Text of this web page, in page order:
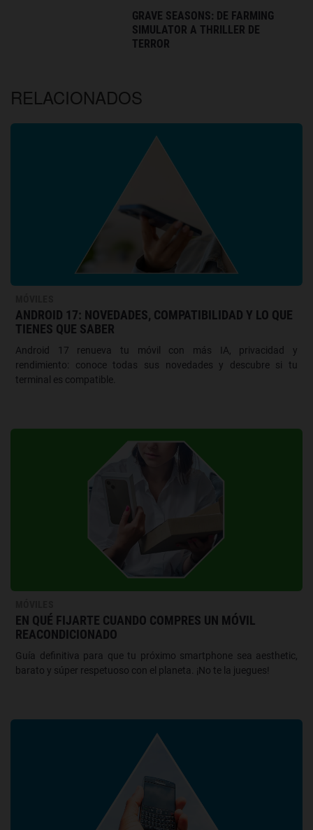
GRAVE SEASONS: DE FARMING
SIMULATOR A THRILLER DE
TERROR
RELACIONADOS
ANDROID 17: NOVEDADES, COMPATIBILIDAD Y LO QUE
TIENES QUE SABER
Android 17 renueva tu móvil con más IA, privacidad y
rendimiento: conoce todas sus novedades y descubre si tu
terminal es compatible.
EN QUÉ FIJARTE CUANDO COMPRES UN MÓVIL
REACONDICIONADO
Guía definitiva para que tu próximo smartphone sea aesthetic,
barato y súper respetuoso con el planeta. ¡No te la juegues!